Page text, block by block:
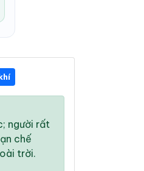
PM
người rất
chế
trời.